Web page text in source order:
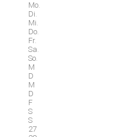
Mo.
Di.
Mi.
Do.
Fr.
Sa.
So.
M
D
M
D
F
S
S
27